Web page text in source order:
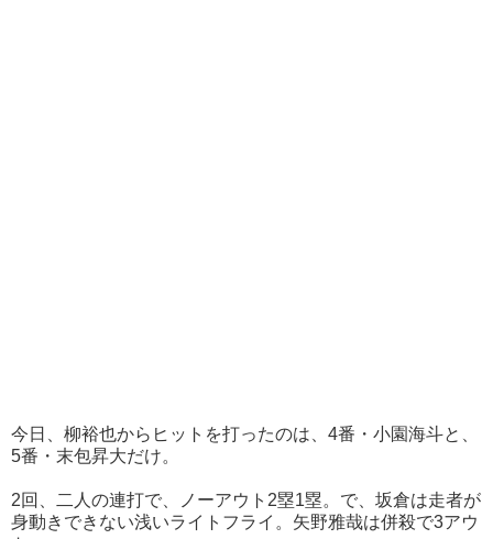
今日、柳裕也からヒットを打ったのは、4番・小園海斗と、
5番・末包昇大だけ。
2回、二人の連打で、ノーアウト2塁1塁。で、坂倉は走者が
身動きできない浅いライトフライ。矢野雅哉は併殺で3アウ